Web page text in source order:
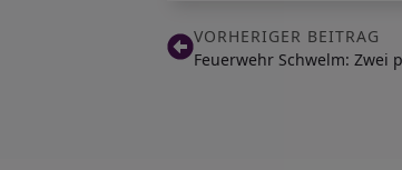
VORHERIGER BEITRAG
Feuerwehr Schwelm: Zwei